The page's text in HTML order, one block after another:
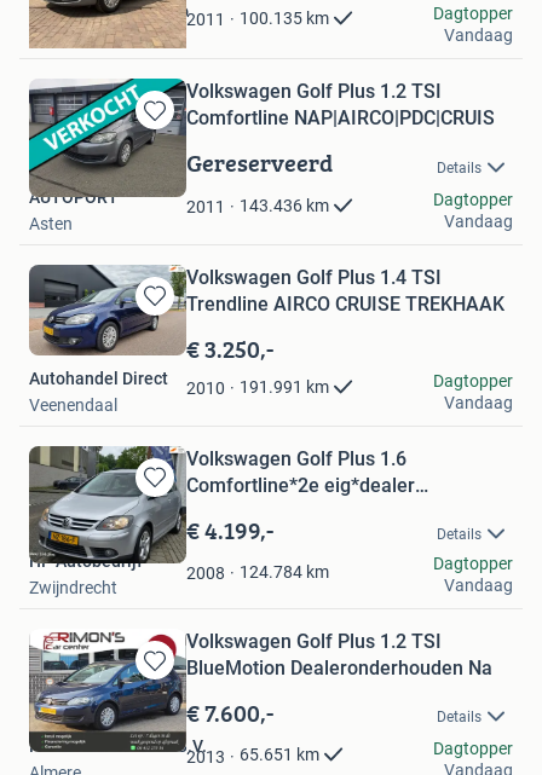
2011 100.135 km
Auto Wassink Twello
Twello
Dagtopper
Vandaag
Bewaren
in
Favorieten
Volkswagen Golf Plus 1.2 TSI
Comfortline NAP|AIRCO|PDC|CRUIS
Gereserveerd Details
2011 143.436 km
AUTOPORT
Asten
Dagtopper
Vandaag
Bewaren
in
Mijn
Favorieten
Volkswagen Golf Plus 1.4 TSI
Trendline AIRCO CRUISE TREKHAAK
€ 3.250,-
2010 191.991 km
Autohandel Direct
Veenendaal
Dagtopper
Vandaag
Bewaren
in
Mijn
Favorieten
Volkswagen Golf Plus 1.6
Comfortline*2e eig*dealer
€ 4.199,- Details
2008 124.784 km
HP Autobedrijf
Zwijndrecht
Dagtopper
Vandaag
Bewaren
in
Mijn
Favorieten
Volkswagen Golf Plus 1.2 TSI
BlueMotion Dealeronderhouden Na
€ 7.600,- Details
2013 65.651 km
Rimons Car Center B.V.
Dagtopper
Vandaag